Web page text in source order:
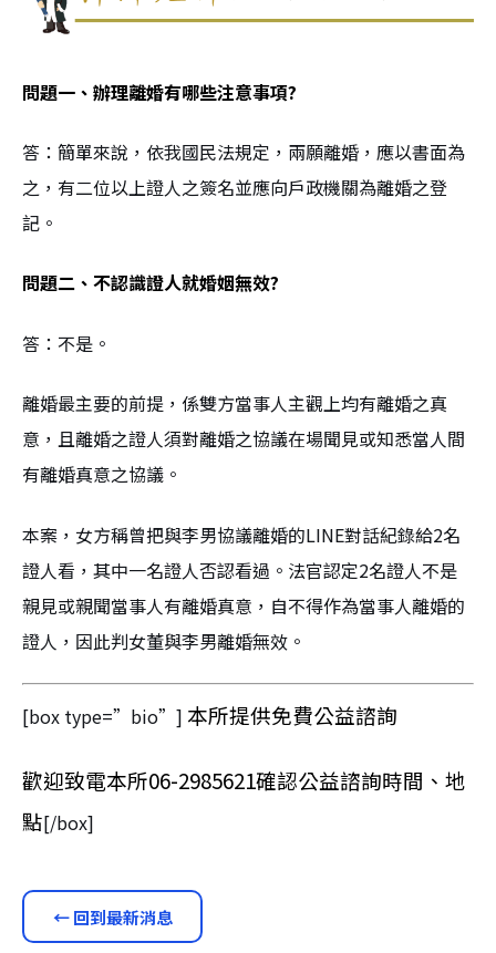
問題一、辦理離婚有哪些注意事項?
答：簡單來說，依我國民法規定，兩願離婚，應以書面為
之，有二位以上證人之簽名並應向戶政機關為離婚之登
記。
問題二、不認識證人就婚姻無效?
答：不是。
離婚最主要的前提，係雙方當事人主觀上均有離婚之真
意，且離婚之證人須對離婚之協議在場聞見或知悉當人間
有離婚真意之協議。
本案，女方稱曾把與李男協議離婚的LINE對話紀錄給2名
證人看，其中一名證人否認看過。法官認定2名證人不是
親見或親聞當事人有離婚真意，自不得作為當事人離婚的
證人，因此判女董與李男離婚無效。
[box type=”bio”] 本所提供免費公益諮詢
歡迎致電本所06-2985621確認公益諮詢時間、地
點[/box]
← 回到最新消息